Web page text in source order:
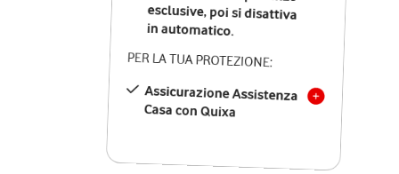
in automatico.
PER LA TUA PROTEZIONE:
Assicurazione Assistenza
Casa con Quixa